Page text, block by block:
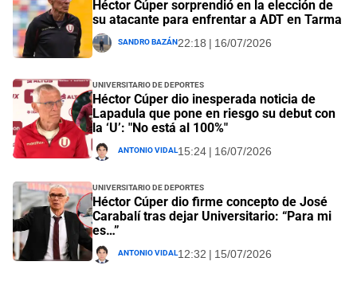
Héctor Cúper sorprendió en la elección de
su atacante para enfrentar a ADT en Tarma
Sandro Bazán22:18 | 16/07/2026
Universitario de Deportes
Héctor Cúper dio inesperada noticia de
Lapadula que pone en riesgo su debut con
la ‘U’: "No está al 100%"
Antonio Vidal15:24 | 16/07/2026
Universitario de Deportes
Héctor Cúper dio firme concepto de José
Carabalí tras dejar Universitario: “Para mi
es…”
Antonio Vidal12:32 | 15/07/2026